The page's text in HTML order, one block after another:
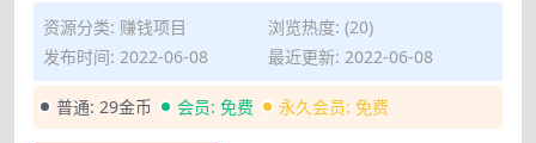
资源分类: 赚钱项目
浏览热度: (20)
发布时间: 2022-06-08
最近更新: 2022-06-08
普通: 29金币 会员: 免费 永久会员: 免费